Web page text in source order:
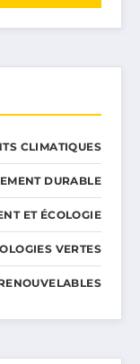
CLIMATIQUES
DURABLE
ET ÉCOLOGIE
VERTES